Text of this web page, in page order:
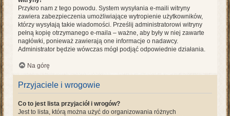
Przykro nam z tego powodu. System wysyłania e-maili witryny
zawiera zabezpieczenia umożliwiające wytropienie użytkowników,
którzy wysyłają takie wiadomości. Prześlij administratorowi witryny
pełną kopię otrzymanego e-maila – ważne, aby były w niej zawarte
nagłówki, ponieważ zawierają one informacje o nadawcy.
Administrator będzie wówczas mógł podjąć odpowiednie działania.
Na górę
Przyjaciele i wrogowie
Co to jest lista przyjaciół i wrogów?
Jest to lista, którą można użyć do organizowania różnych